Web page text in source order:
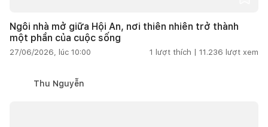
Ngôi nhà mở giữa Hội An, nơi thiên nhiên trở thành
một phần của cuộc sống
27/06/2026, lúc 10:00 1 lượt thích | 11.236 lượt xem
Thu Nguyễn